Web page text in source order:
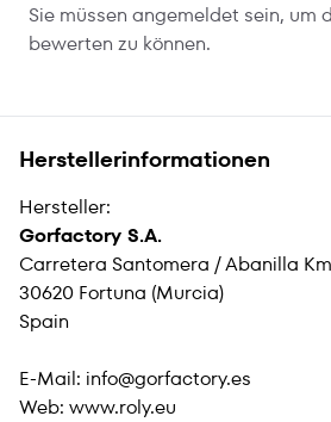
Sie müssen angemeldet sein, um
bewerten zu können.
Herstellerinformationen
Hersteller:
Gorfactory S.A.
Carretera Santomera / Abanilla
30620 Fortuna (Murcia)
Spain
E-Mail: info@gorfactory.es
Web: www.roly.eu